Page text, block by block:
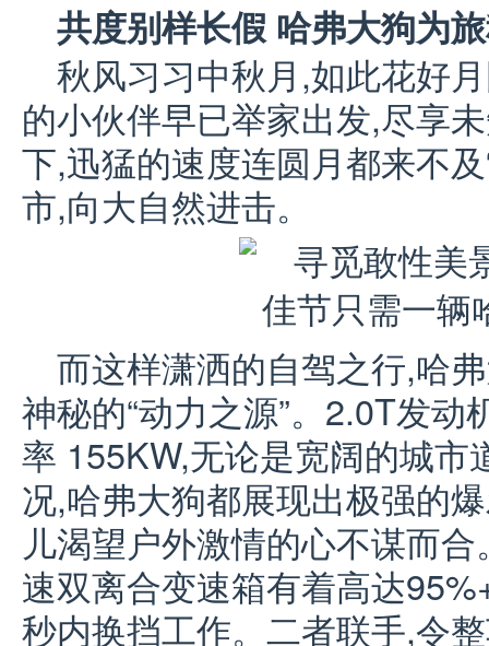
共度别样长假 哈弗大狗为
秋风习习中秋月,如此花好
的小伙伴早已举家出发,尽享
下,迅猛的速度连圆月都来不
市,向大自然进击。
而这样潇洒的自驾之行,哈
神秘的“动力之源”。2.0T发动
率 155KW,无论是宽阔的城
况,哈弗大狗都展现出极强的
儿渴望户外激情的心不谋而
速双离合变速箱有着高达
秒内换挡工作。二者联手,令